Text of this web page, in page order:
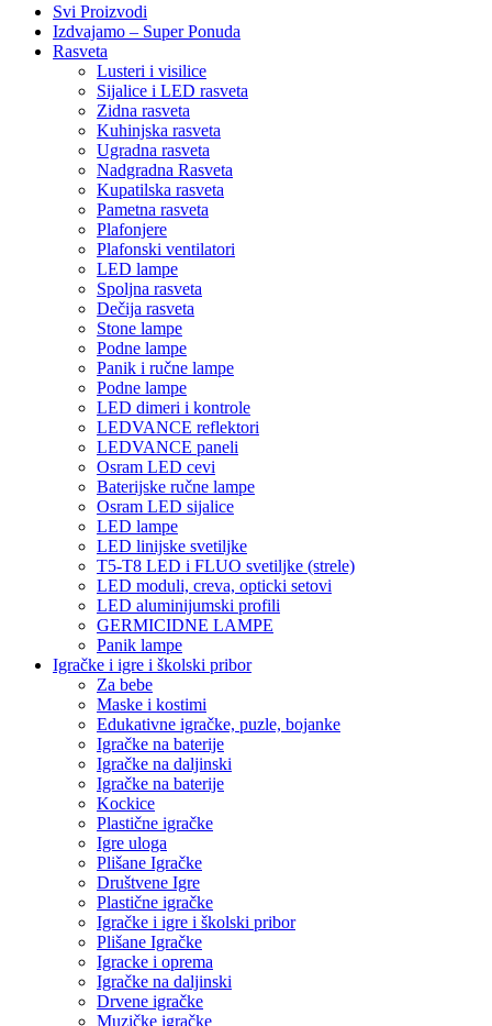
Svi Proizvodi
Izdvajamo – Super Ponuda
Rasveta
Lusteri i visilice
Sijalice i LED rasveta
Zidna rasveta
Kuhinjska rasveta
Ugradna rasveta
Nadgradna Rasveta
Kupatilska rasveta
Pametna rasveta
Plafonjere
Plafonski ventilatori
LED lampe
Spoljna rasveta
Dečija rasveta
Stone lampe
Podne lampe
Panik i ručne lampe
Podne lampe
LED dimeri i kontrole
LEDVANCE reflektori
LEDVANCE paneli
Osram LED cevi
Baterijske ručne lampe
Osram LED sijalice
LED lampe
LED linijske svetiljke
T5-T8 LED i FLUO svetiljke (strele)
LED moduli, creva, opticki setovi
LED aluminijumski profili
GERMICIDNE LAMPE
Panik lampe
Igračke i igre i školski pribor
Za bebe
Maske i kostimi
Edukativne igračke, puzle, bojanke
Igračke na baterije
Igračke na daljinski
Igračke na baterije
Kockice
Plastične igračke
Igre uloga
Plišane Igračke
Društvene Igre
Plastične igračke
Igračke i igre i školski pribor
Plišane Igračke
Igracke i oprema
Igračke na daljinski
Drvene igračke
Muzičke igračke